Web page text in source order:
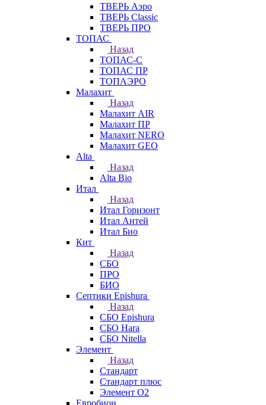
ТВЕРЬ Аэро
ТВЕРЬ Classic
ТВЕРЬ ПРО
ТОПАС
Назад
ТОПАС-С
ТОПАС ПР
ТОПАЭРО
Малахит
Назад
Малахит AIR
Малахит ПР
Малахит NERO
Малахит GEO
Alta
Назад
Alta Bio
Итал
Назад
Итал Горизонт
Итал Антей
Итал Био
Кит
Назад
СБО
ПРО
БИО
Септики Epishura
Назад
СБО Epishura
СБО Hara
СБО Nitella
Элемент
Назад
Стандарт
Стандарт плюс
Элемент О2
Евробион